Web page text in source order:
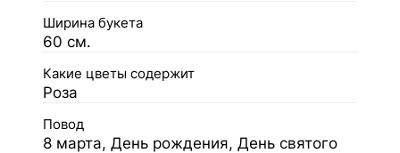
Ширина букета
60 см.
Какие цветы содержит
Роза
Повод
8 марта, День рождения, День святого